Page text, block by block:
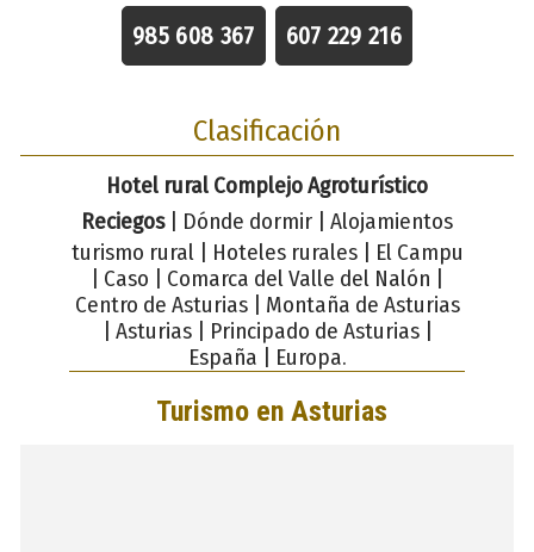
985 608 367 607 229 216
Clasificación
Hotel rural Complejo Agroturístico
Reciegos| Dónde dormir | Alojamientos
turismo rural | Hoteles rurales | El Campu
| Caso | Comarca del Valle del Nalón |
Centro de Asturias | Montaña de Asturias
| Asturias | Principado de Asturias |
España | Europa.